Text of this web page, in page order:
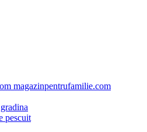
magazinpentrufamilie.com
pescuit